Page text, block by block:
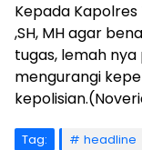
Kepada Kapolres
,SH, MH agar
tugas, lemah
mengurangi
Tag: headline